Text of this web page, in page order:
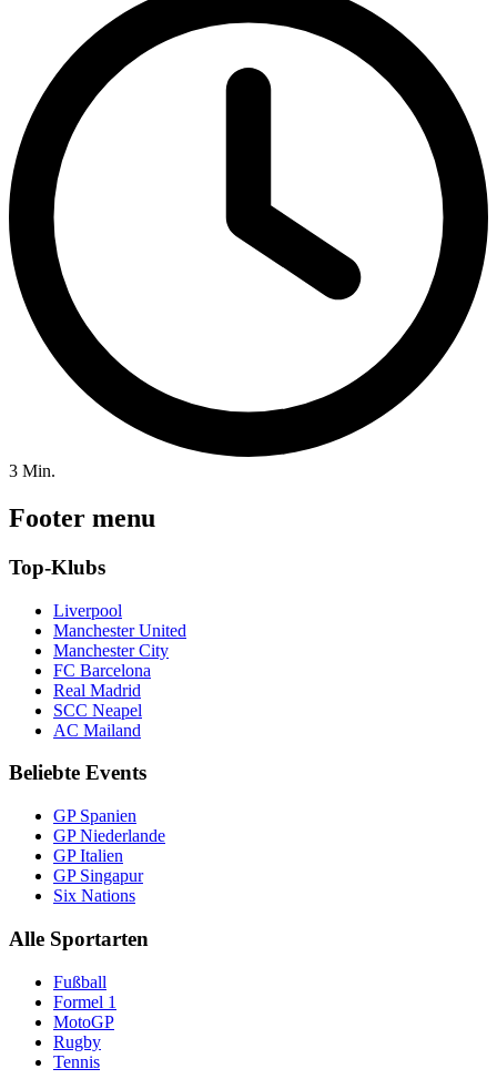
3 Min.
Footer menu
Top-Klubs
Liverpool
Manchester United
Manchester City
FC Barcelona
Real Madrid
SCC Neapel
AC Mailand
Beliebte Events
GP Spanien
GP Niederlande
GP Italien
GP Singapur
Six Nations
Alle Sportarten
Fußball
Formel 1
MotoGP
Rugby
Tennis